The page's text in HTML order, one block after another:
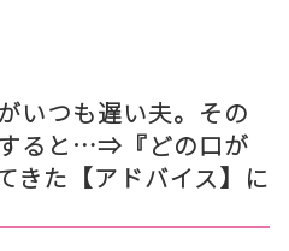
いつも遅い夫。その
ると…⇒『どの口が
きた【アドバイス】に